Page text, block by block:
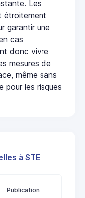
Les
étroitement
garantir une
cas
donc vivre
mesures de
même sans
pour les risques
à STE
Publication